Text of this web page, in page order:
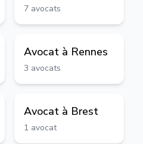
7 avocats
Avocat à Rennes
3 avocats
Avocat à Brest
1 avocat